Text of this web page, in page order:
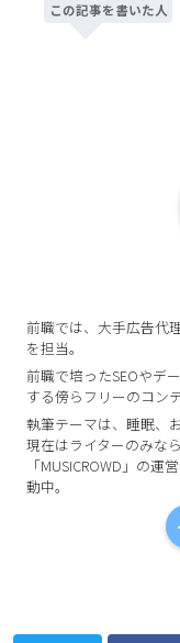
この記事を書いた人
前職では、大手広告代
を担当。
前職で培ったSEOやデ
する傍らフリーのコン
執筆テーマは、睡眠、
現在はライターのみな
「MUSICROWD」の
動中。